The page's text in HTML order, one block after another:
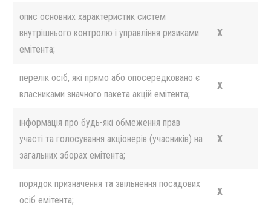
опис основних характеристик систем
внутрішнього контролю і управління ризиками
емітента;
X
перелік осіб, які прямо або опосередковано є
власниками значного пакета акцій емітента;
X
інформація про будь-які обмеження прав
участі та голосування акціонерів (учасників) на
загальних зборах емітента;
X
порядок призначення та звільнення посадових
осіб емітента;
X